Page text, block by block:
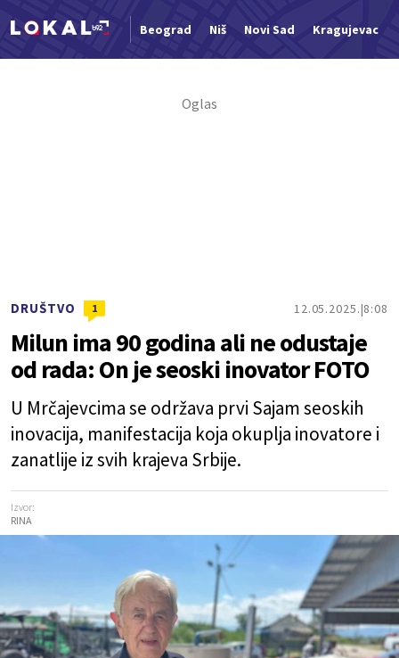
Beograd Niš Novi Sad Kragujevac
DRUŠTVO 1 12.05.2025. 8:08
Milun ima 90 godina ali ne odustaje
od rada: On je seoski inovator FOTO
U Mrčajevcima se održava prvi Sajam seoskih
inovacija, manifestacija koja okuplja inovatore i
zanatlije iz svih krajeva Srbije.
Izvor:
RINA